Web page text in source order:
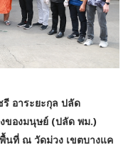
อาระยะกุล ปลัด
ของมนุษย์ (ปลัด พม.)
นที่ ณ วัดม่วง เขตบางแค